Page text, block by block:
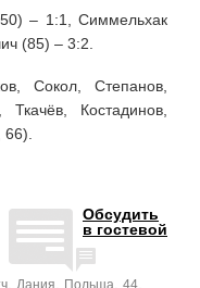
– 1:1, Симмельхак
(85) – 3:2.
Сокол, Степанов,
Костадинов,
Обсудить
в гостевой
Дания Польша 44